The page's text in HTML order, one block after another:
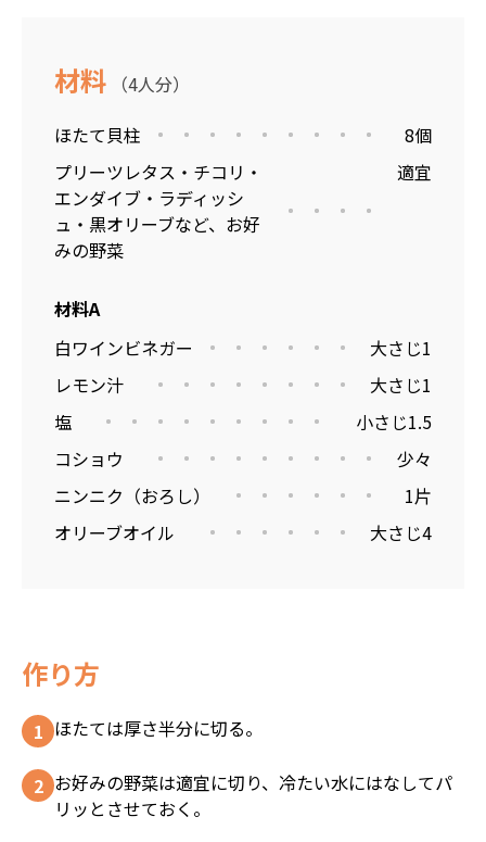
材料 （4人分）
ほたて貝柱
8個
プリーツレタス・チコリ・
エンダイブ・ラディッシ
ュ・黒オリーブなど、お好
みの野菜
適宜
材料A
白ワインビネガー
大さじ1
レモン汁
大さじ1
塩
小さじ1.5
コショウ
少々
ニンニク（おろし）
1片
オリーブオイル
大さじ4
作り方
ほたては厚さ半分に切る。
お好みの野菜は適宜に切り、冷たい水にはなしてパ
リッとさせておく。